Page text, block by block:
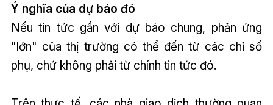
Ý nghĩa của dự báo đó
Nếu tin tức gần với dự báo chung, phản ứng
"lớn" của thị trường có thể đến từ các chỉ số
phụ, chứ không phải từ chính tin tức đó.